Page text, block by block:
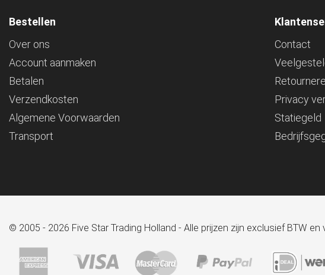
Bestellen
Over ons
Account aanmaken
Betalen
Verzendkosten
Algemene Voorwaarden
Transport
Contact
Privacy
Statiegeld
© 2005 - 2026 Five Star Trading Holland - Alle prijzen zijn exclusief BTW en